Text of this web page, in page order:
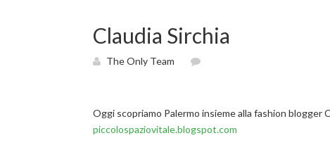
Claudia Sirchia
The Only Team
Oggi scopriamo Palermo insieme alla fashion blogger
piccolospaziovitale.blogspot.com